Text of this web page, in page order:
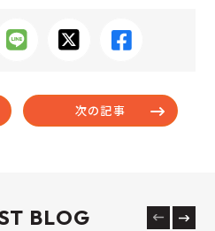
次の記事
BLOG